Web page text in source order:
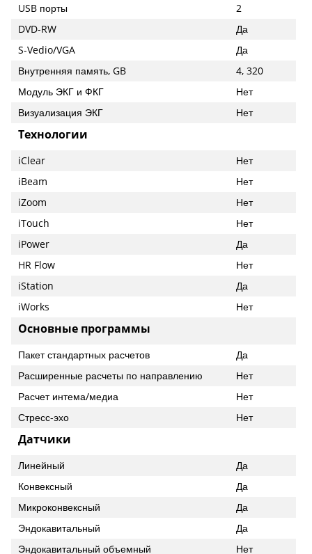
USB порты
2
DVD-RW
Да
S-Vedio/VGA
Да
Внутренняя память, GB
4, 320
Модуль ЭКГ и ФКГ
Нет
Визуализация ЭКГ
Нет
Технологии
iClear
Нет
iBeam
Нет
iZoom
Нет
iTouch
Нет
iPower
Да
HR Flow
Нет
iStation
Да
iWorks
Нет
Основные программы
Пакет стандартных расчетов
Да
Расширенные расчеты по направлению
Нет
Расчет интема/медиа
Нет
Стресс-эхо
Нет
Датчики
Линейный
Да
Конвексный
Да
Микроконвексный
Да
Эндокавитальный
Да
Эндокавитальный объемный
Нет